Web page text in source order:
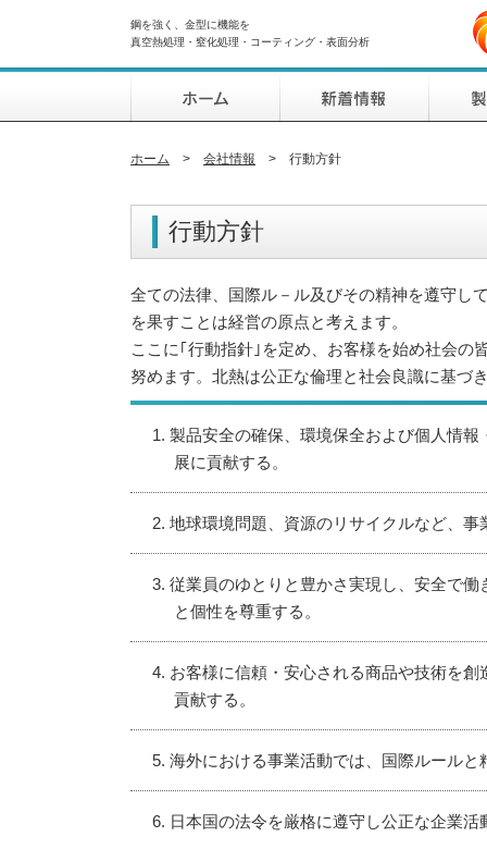
鋼を強く、金型に機能を
真空熱処理・窒化処理・コーティング・表面分析
ホーム > 会社情報 > 行動方針
行動方針
全ての法律、国際ル－ル及びその精神を遵守し
を果すことは経営の原点と考えます。
ここに｢行動指針｣を定め、お客様を始め社会の
努めます。北熱は公正な倫理と社会良識に基づ
1. 製品安全の確保、環境保全および個人情
展に貢献する。
2. 地球環境問題、資源のリサイクルなど、
3. 従業員のゆとりと豊かさ実現し、安全で
と個性を尊重する。
4. お客様に信頼・安心される商品や技術を
貢献する。
5. 海外における事業活動では、国際ルール
6. 日本国の法令を厳格に遵守し公正な企業活